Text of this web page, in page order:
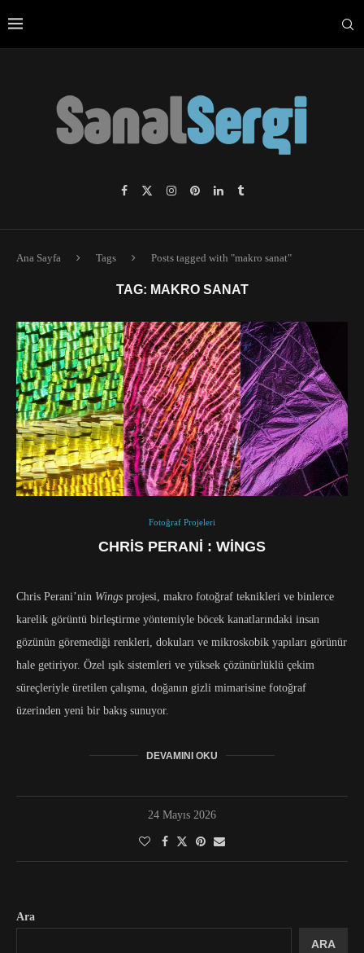
Ana Sayfa Tags Posts tagged with "makro sanat"
TAG: MAKRO SANAT
Fotoğraf Projeleri
CHRIS PERANI : WINGS
Chris Perani’nin Wings projesi, makro fotoğraf teknikleri ve binlerce
karelik görüntü birleştirme yöntemiyle böcek kanatlarındaki insan
gözünün göremediği renkleri, dokuları ve mikroskobik yapıları görünür
hale getiriyor. Özel ışık sistemleri ve yüksek çözünürlüklü çekim
süreçleriyle üretilen çalışma, doğanın gizli mimarisine fotoğraf
üzerinden yeni bir bakış sunuyor.
DEVAMINI OKU
24 Mayıs 2026
Ara
ARA